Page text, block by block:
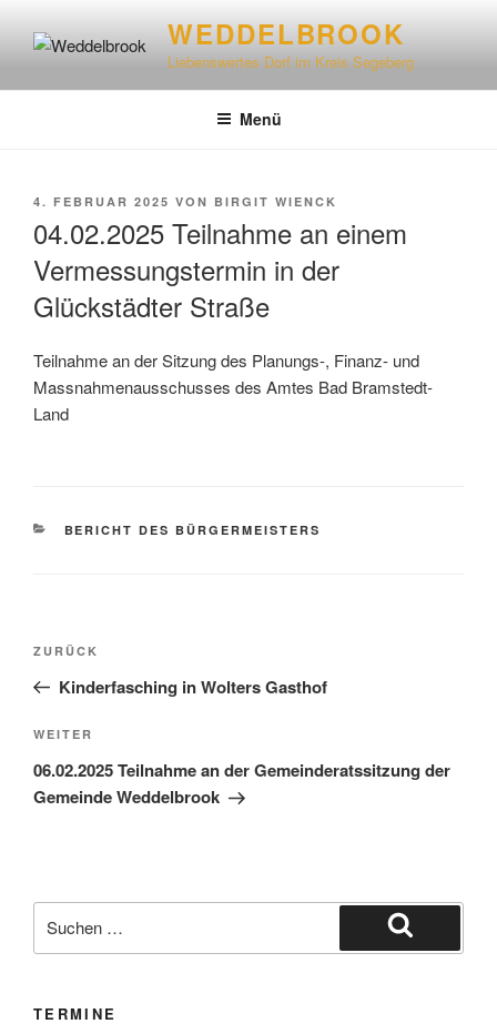
WEDDELBROOK
Liebenswertes Dorf im Kreis Segeberg
Menü
4. FEBRUAR 2025 VON BIRGIT WIENCK
04.02.2025 Teilnahme an einem
Vermessungstermin in der
Glückstädter Straße
Teilnahme an der Sitzung des Planungs-, Finanz- und
Massnahmenausschusses des Amtes Bad Bramstedt-
Land
BERICHT DES BÜRGERMEISTERS
ZURÜCK
Kinderfasching in Wolters Gasthof
WEITER
06.02.2025 Teilnahme an der Gemeinderatssitzung der
Gemeinde Weddelbrook
TERMINE